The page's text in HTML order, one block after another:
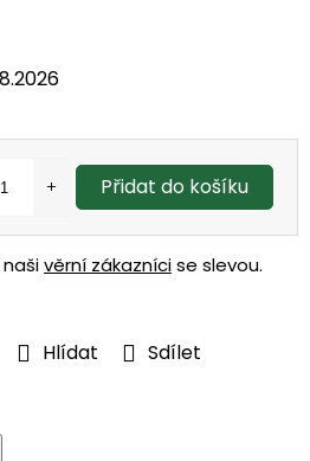
Hlídat Sdílet
Přidat do košíku
věrní zákaznícise slevou.